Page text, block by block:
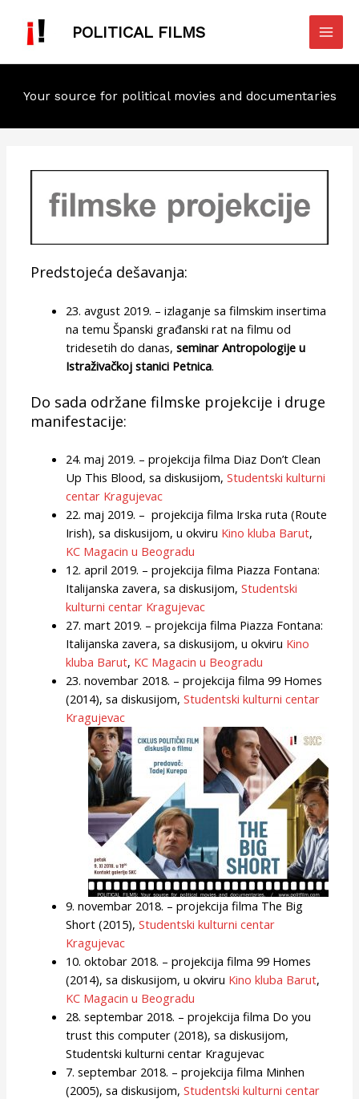
content
POLITICAL FILMS
Main
Your source for political movies and documentaries
Predstojeća dešavanja:
23. avgust 2019. – izlaganje sa filmskim insertima
na temu Španski građanski rat na filmu od
tridesetih do danas, seminar Antropologije u
Istraživačkoj stanici Petnica.
Do sada održane filmske projekcije i druge
manifestacije:
24. maj 2019. – projekcija filma Diaz Don’t Clean
Up This Blood, sa diskusijom, Studentski kulturni
centar Kragujevac
22. maj 2019. – projekcija filma Irska ruta (Route
Irish), sa diskusijom, u okviru Kino kluba Barut,
KC Magacin u Beogradu
12. april 2019. – projekcija filma Piazza Fontana:
Italijanska zavera, sa diskusijom, Studentski
kulturni centar Kragujevac
27. mart 2019. – projekcija filma Piazza Fontana:
Italijanska zavera, sa diskusijom, u okviru Kino
kluba Barut, KC Magacin u Beogradu
23. novembar 2018. – projekcija filma 99 Homes
(2014), sa diskusijom, Studentski kulturni centar
Kragujevac
9. novembar 2018. – projekcija filma The Big
Short (2015), Studentski kulturni centar
Kragujevac
10. oktobar 2018. – projekcija filma 99 Homes
(2014), sa diskusijom, u okviru Kino kluba Barut,
KC Magacin u Beogradu
28. septembar 2018. – projekcija filma Do you
trust this computer (2018), sa diskusijom,
Studentski kulturni centar Kragujevac
7. septembar 2018. – projekcija filma Minhen
(2005), sa diskusijom, Studentski kulturni centar